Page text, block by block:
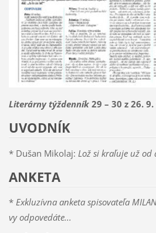
Literárny týždenník29 – 30 z 26.
UVODNÍK
* Dušan Mikolaj: Lož si kraľuje už od
ANKETA
* Exkluzívna anketa spisovateľa
vy odpovedáte...